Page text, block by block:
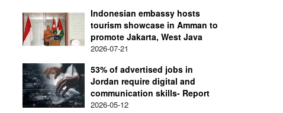
Indonesian embassy hosts
tourism showcase in Amman to
promote Jakarta, West Java
2026-07-21
53% of advertised jobs in
Jordan require digital and
communication skills- Report
2026-05-12